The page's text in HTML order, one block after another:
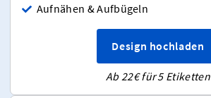
Aufnähen & Aufbügeln
Design hochladen
Ab 22€ für 5 Etiketten